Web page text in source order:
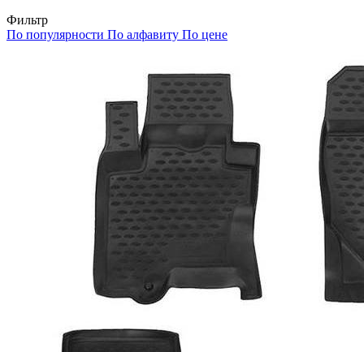
Фильтр
По популярности По алфавиту По цене